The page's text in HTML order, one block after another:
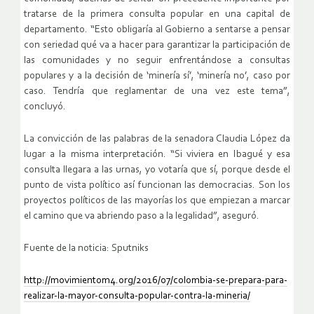
tratarse de la primera consulta popular en una capital de
departamento. “Esto obligaría al Gobierno a sentarse a pensar
con seriedad qué va a hacer para garantizar la participación de
las comunidades y no seguir enfrentándose a consultas
populares y a la decisión de ‘minería sí’, ‘minería no’, caso por
caso. Tendría que reglamentar de una vez este tema”,
concluyó.
La convicción de las palabras de la senadora Claudia López da
lugar a la misma interpretación. “Si viviera en Ibagué y esa
consulta llegara a las urnas, yo votaría que sí, porque desde el
punto de vista político así funcionan las democracias. Son los
proyectos políticos de las mayorías los que empiezan a marcar
el camino que va abriendo paso a la legalidad”, aseguró.
Fuente de la noticia: Sputniks
http://movimientom4.org/2016/07/colombia-se-prepara-para-
realizar-la-mayor-consulta-popular-contra-la-mineria/